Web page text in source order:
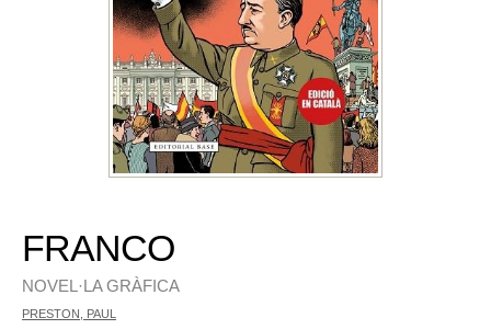
FRANCO
NOVEL·LA GRÀFICA
PRESTON, PAUL